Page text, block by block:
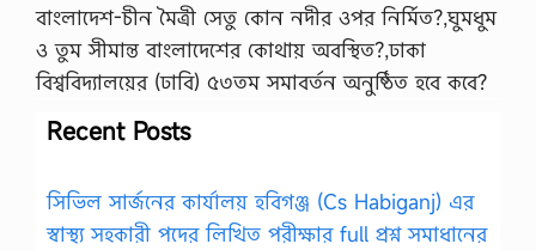
বাংলাদেশ-চীন মৈত্রী সেতু কোন নদীর ওপর নির্মিত?,ঘুমধুম
ও তুম সীমান্ত বাংলাদেশের কোথায় অবস্থিত?,ঢাকা
বিশ্ববিদ্যালয়ের (ঢাবি) ৫৩তম সমাবর্তন অনুষ্ঠিত হবে কবে?
Recent Posts
সিভিল সার্জনের কার্যালয় হবিগঞ্জ (Cs Habiganj) এর
স্বাস্থ্য সহকারী পদের লিখিত পরীক্ষার full প্রশ্ন সমাধানের